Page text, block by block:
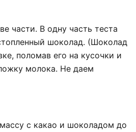
части. В одну часть теста
шоколад. (Шоколад
поломав его на кусочки и
молока. Не даем
с какао и шоколадом до